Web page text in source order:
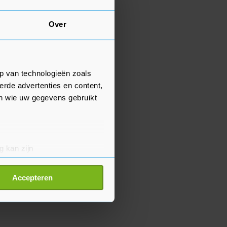
Over
van technologieën zoals
advertenties en content,
wie uw gegevens gebruikt
kan zijn
detailgedeelte
Accepteren